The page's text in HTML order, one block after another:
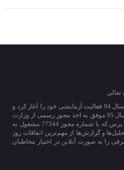
پایگاه خبری قلم پرس از دی ماه سال 94 فعالیت آزمایشی خود را آغاز کرد و
پس از آن در 13 اردیبهشت ماه سال 95 موفق به اخذ مجوز رسمی از وزارت
فرهنگ و ارشاد اسلامی شد. قلم پرس که با شماره مجوز 77544 مشغول به
و گزارش‌ها از مهم‌ترین اتفاقات روز
را به صورت آنلاین در اختیار مخاطبان